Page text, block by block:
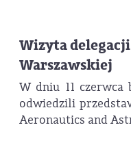
Wizyta
Warszawskiej
W dniu 11 czerwca
odwiedzili
Aeronautics and